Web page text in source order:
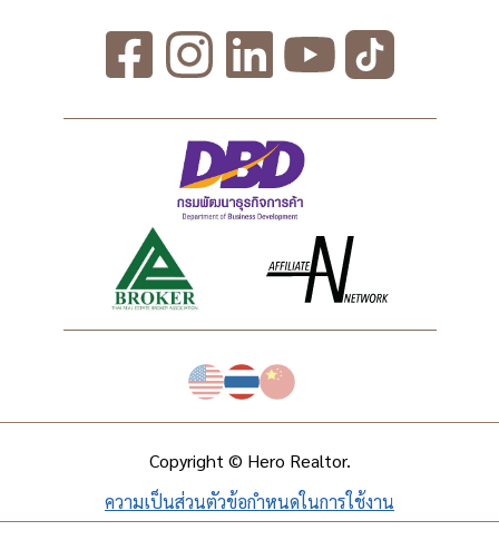
Copyright © Hero Realtor.
ความเป็นส่วนตัวข้อกำหนดในการใช้งาน